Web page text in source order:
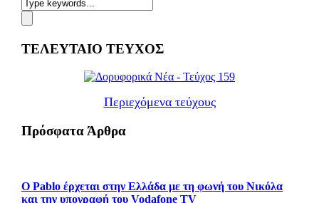
ΤΕΛΕΥΤΑΙΟ ΤΕΥΧΟΣ
Περιεχόμενα τεύχους
Πρόσφατα Άρθρα
Ο Pablo έρχεται στην Ελλάδα με τη φωνή του Νικόλα
και την υπογραφή του Vodafone TV